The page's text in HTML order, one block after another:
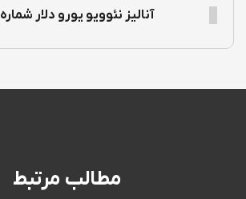
آنالیز نئوویو یورو دلار شماره ۱۵
مطالب مرتبط